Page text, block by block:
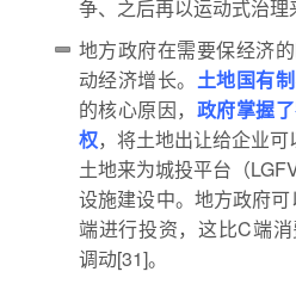
争、之后再以运动式治理
地方政府在需要保经济
动经济增长。 土地国有制
的核心原因， 政府掌握
权，将土地出让给企业可
土地来为城投平台（
设施建设中。地方政府
端进行投资，这比C端
调动[31]。